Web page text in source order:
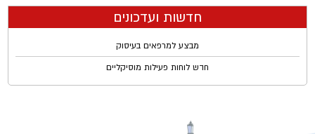
חדשות ועדכונים
מבצע למרפאים בעיסוק
חדש לוחות פעילות מוסיקליים